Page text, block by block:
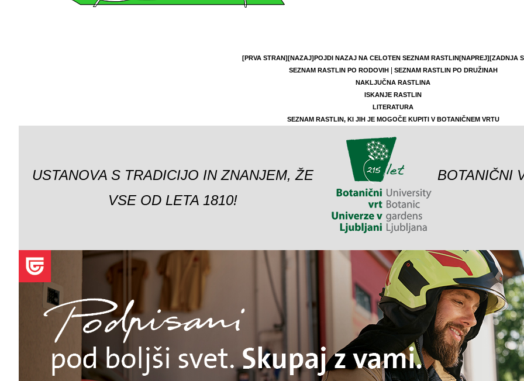
[PRVA STRAN][NAZAJ]POJDI NAZAJ NA CELOTEN SEZNAM RASTLIN[NAPREJ][ZADNJA
SEZNAM RASTLIN PO RODOVIH|
SEZNAM RASTLIN PO DRUŽINAH
NAKLJUČNA RASTLINA
ISKANJE RASTLIN
LITERATURA
SEZNAM RASTLIN, KI JIH JE MOGOČE KUPITI V BOTANIČNEM VRTU
USTANOVA S TRADICIJO IN ZNANJEM, ŽE
VSE OD LETA 1810!
BOTANIČNI